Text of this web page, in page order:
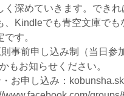
く深めていきます。でき
、Kindleでも青空文庫で
す。
事前申し込み制（当日参
もお知らせください。
お申し込み：